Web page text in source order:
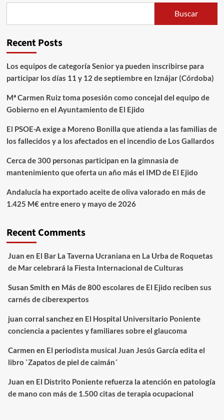
Buscar
Recent Posts
Los equipos de categoría Senior ya pueden inscribirse para
participar los días 11 y 12 de septiembre en Iznájar (Córdoba)
Mª Carmen Ruiz toma posesión como concejal del equipo de
Gobierno en el Ayuntamiento de El Ejido
El PSOE-A exige a Moreno Bonilla que atienda a las familias de
los fallecidos y a los afectados en el incendio de Los Gallardos
Cerca de 300 personas participan en la gimnasia de
mantenimiento que oferta un año más el IMD de El Ejido
Andalucía ha exportado aceite de oliva valorado en más de
1.425 M€ entre enero y mayo de 2026
Recent Comments
Juan en El Bar La Taverna Ucraniana en La Urba de Roquetas
de Mar celebrará la Fiesta Internacional de Culturas
Susan Smith en Más de 800 escolares de El Ejido reciben sus
carnés de ciberexpertos
juan corral sanchezen El Hospital Universitario Poniente
conciencia a pacientes y familiares sobre el glaucoma
Carmen en El periodista musical Juan Jesús García edita el
libro `Zapatos de piel de caimán´
Juan en El Distrito Poniente refuerza la atención en patología
de mano con más de 1.500 citas de terapia ocupacional